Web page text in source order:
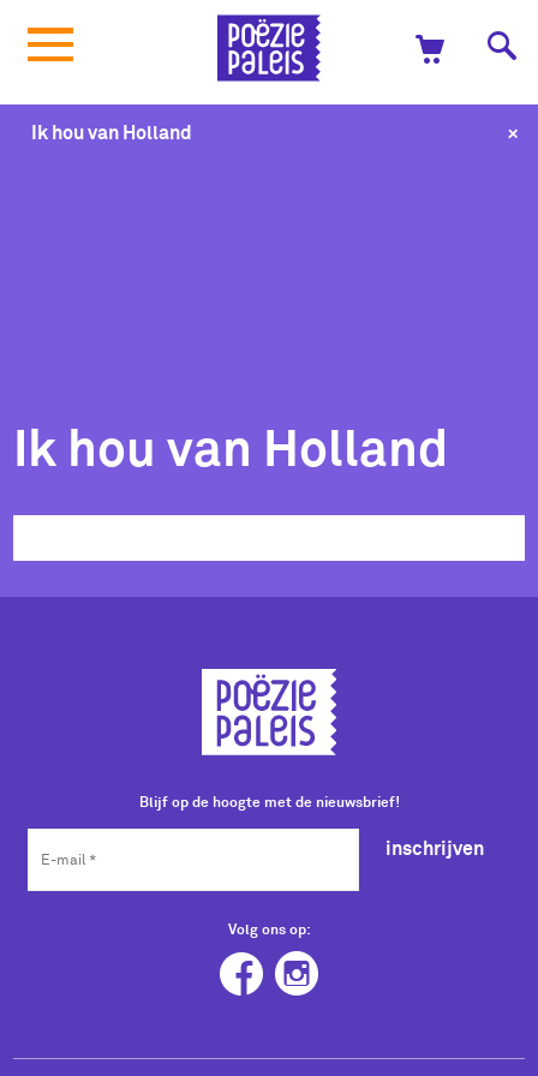
Ik hou van Holland +
Ik hou van Holland
Blijf op de hoogte met de nieuwsbrief!
inschrijven
Volg ons op: